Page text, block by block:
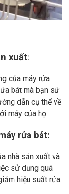
xuất:
của máy rửa
bát mà bạn sử
dẫn cụ thể về
máy của họ.
rửa bát:
nhà sản xuất và
sử dụng quá
hiệu suất rửa.